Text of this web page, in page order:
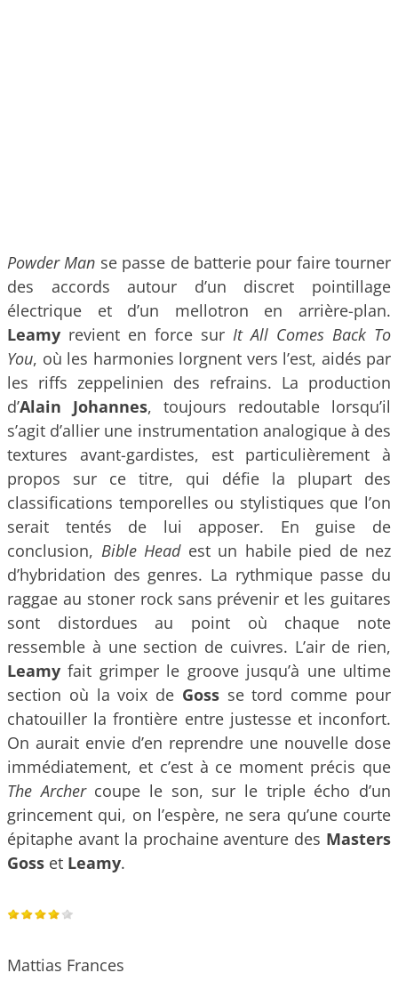
Powder Man se passe de batterie pour faire tourner
des accords autour d’un discret pointillage
électrique et d’un mellotron en arrière-plan.
Leamy revient en force sur It All Comes Back To
You, où les harmonies lorgnent vers l’est, aidés par
les riffs zeppelinien des refrains. La production
d’Alain Johannes, toujours redoutable lorsqu’il
s’agit d’allier une instrumentation analogique à des
textures avant-gardistes, est particulièrement à
propos sur ce titre, qui défie la plupart des
classifications temporelles ou stylistiques que l’on
serait tentés de lui apposer. En guise de
conclusion, Bible Headest un habile pied de nez
d’hybridation des genres. La rythmique passe du
raggae au stoner rock sans prévenir et les guitares
sont distordues au point où chaque note
ressemble à une section de cuivres. L’air de rien,
Leamy fait grimper le groove jusqu’à une ultime
section où la voix de Gossse tord comme pour
chatouiller la frontière entre justesse et inconfort.
On aurait envie d’en reprendre une nouvelle dose
immédiatement, et c’est à ce moment précis que
The Archercoupe le son, sur le triple écho d’un
grincement qui, on l’espère, ne sera qu’une courte
épitaphe avant la prochaine aventure des Masters
Goss et Leamy.
Mattias Frances